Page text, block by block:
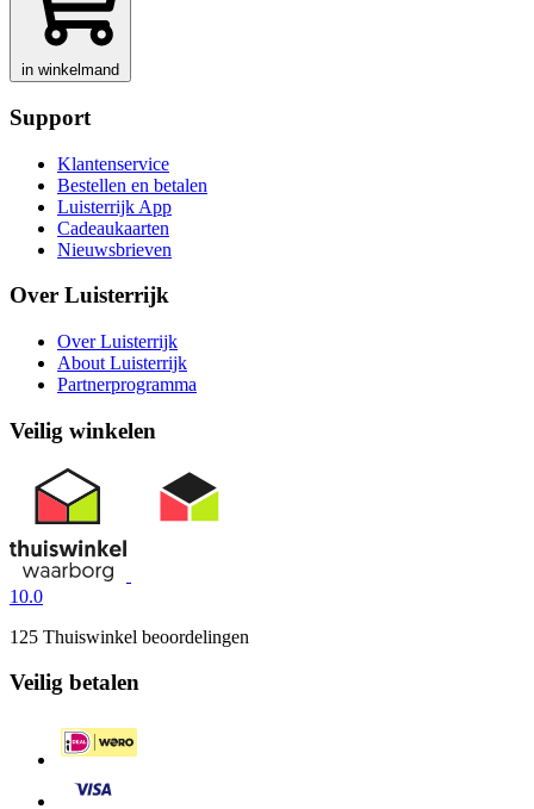
in winkelmand
Support
Klantenservice
Bestellen en betalen
Luisterrijk App
Cadeaukaarten
Nieuwsbrieven
Over Luisterrijk
Over Luisterrijk
About Luisterrijk
Partnerprogramma
Veilig winkelen
10.0
125 Thuiswinkel beoordelingen
Veilig betalen